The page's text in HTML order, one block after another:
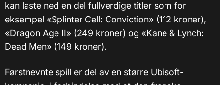
kan laste ned en del fullverdige titler som for
eksempel «Splinter Cell: Conviction» (112 kroner),
«Dragon Age II» (249 kroner) og «Kane & Lynch:
Dead Men» (149 kroner).
Førstnevnte spill er del av en større Ubisoft-